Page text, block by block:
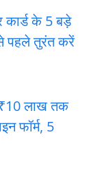
के 5 बड़े
पहले तुरंत करें
लाख तक
फॉर्म, 5